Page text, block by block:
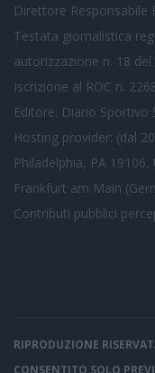
Direttore Responsabile
Testata giornalistica
autorizzazione n. 18
Iscrizione al ROC n.
Editore: Diario Sportivo
Hosting provider: (dal
Philadelphia, PA
Frankfurt am Main
Contributi pubblici
RIPRODUZIONE
CONSENTITO SOLO